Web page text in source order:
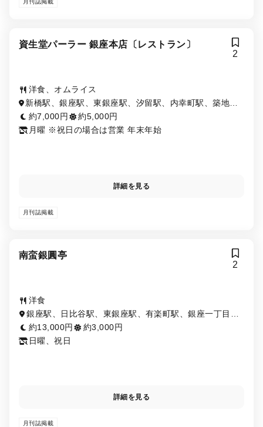
資生堂パーラー 銀座本店〔レストラン〕
2
洋食、オムライス
新橋駅、銀座駅、東銀座駅、汐留駅、内幸町駅、築地市
場駅、日比谷駅、有楽町駅、銀座一丁目駅
約7,000円
約5,000円
月曜 ※祝日の場合は営業 年末年始
詳細を見る
月刊誌掲載
南蛮銀圓亭
2
洋食
銀座駅、日比谷駅、東銀座駅、有楽町駅、銀座一丁目
駅、内幸町駅、新橋駅
約13,000円
約3,000円
日曜、祝日
詳細を見る
月刊誌掲載